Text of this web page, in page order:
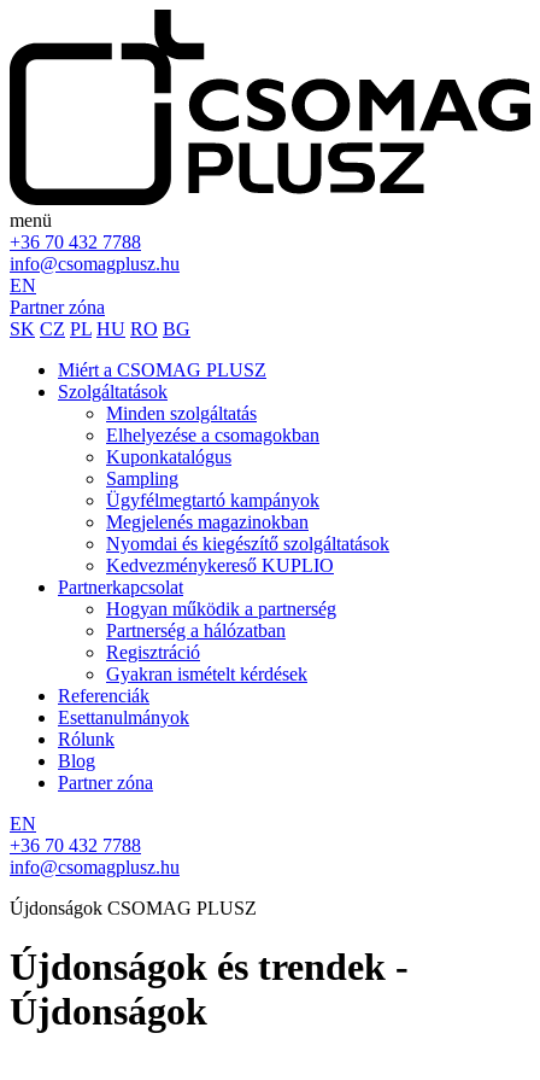
menü
+36 70 432 7788
info@csomagplusz.hu
EN
Partner zóna
SK CZ PL HU RO BG
Miért a CSOMAG PLUSZ
Szolgáltatások
Minden szolgáltatás
Elhelyezése a csomagokban
Kuponkatalógus
Sampling
Ügyfélmegtartó kampányok
Megjelenés magazinokban
Nyomdai és kiegészítő szolgáltatások
Kedvezménykereső KUPLIO
Partnerkapcsolat
Hogyan működik a partnerség
Partnerség a hálózatban
Regisztráció
Gyakran ismételt kérdések
Referenciák
Esettanulmányok
Rólunk
Blog
Partner zóna
EN
+36 70 432 7788
info@csomagplusz.hu
Újdonságok CSOMAG PLUSZ
Újdonságok és trendek -
Újdonságok